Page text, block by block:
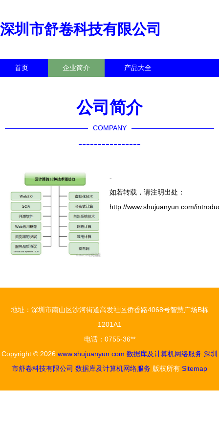
深圳市舒卷科技有限公司
首页 企业简介 产品大全
公司简介
COMPANY
----------------
-
如若转载，请注明出处：
http://www.shujuanyun.com/
地址：深圳市南山区沙河街道高发社区侨香路4068号智慧广场B栋
1201A1
电话：0755-36**
Copyright © 2026 www.shujuanyun.com 数据库及计算机网络服务 深圳
市舒卷科技有限公司 数据库及计算机网络服务 版权所有 Sitemap